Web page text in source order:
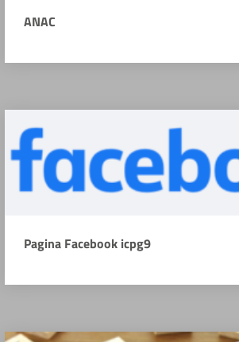
ANAC
Pagina Facebook icpg9